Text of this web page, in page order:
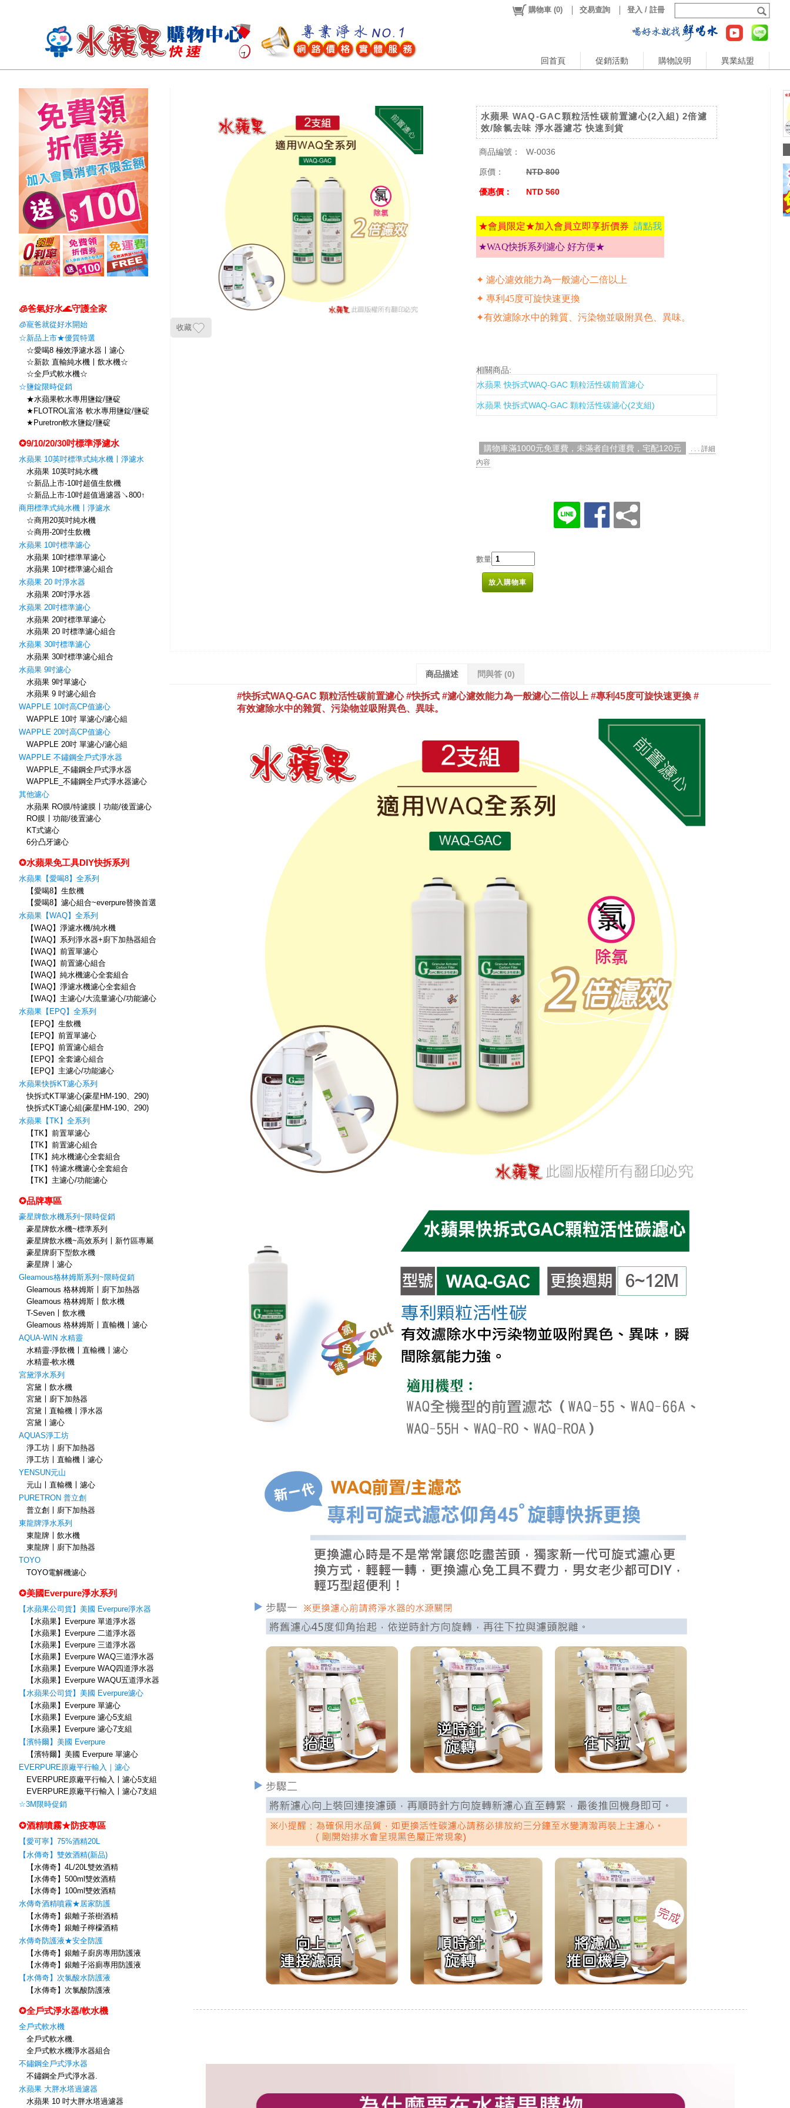
回首頁 促銷活動 購物說明 異業結盟
購物車 (0) 交易查詢 登入 / 註冊
🧊爸氣好水🌊守護全家
🧊寵爸就從好水開始
☆新品上市★優質特選
☆愛喝8 極效淨濾水器〡濾心
☆新款 直輸純水機〡飲水機☆
☆全戶式軟水機☆
☆鹽錠限時促銷
★水蘋果軟水專用鹽錠/鹽碇
★FLOTROL富洛 軟水專用鹽錠/鹽碇
★Puretron軟水鹽錠/鹽碇
✪9/10/20/30吋標準淨濾水
水蘋果 10英吋標準式純水機〡淨濾水
水蘋果 10英吋純水機
☆新品上市-10吋超值生飲機
☆新品上市-10吋超值過濾器↘800↑
商用標準式純水機〡淨濾水
☆商用20英吋純水機
☆商用-20吋生飲機
水蘋果 10吋標準濾心
水蘋果 10吋標準單濾心
水蘋果 10吋標準濾心組合
水蘋果 20 吋淨水器
水蘋果 20吋淨水器
水蘋果 20吋標準濾心
水蘋果 20吋標準單濾心
水蘋果 20 吋標準濾心組合
水蘋果 30吋標準濾心
水蘋果 30吋標準濾心組合
水蘋果 9吋濾心
水蘋果 9吋單濾心
水蘋果 9 吋濾心組合
WAPPLE 10吋高CP值濾心
WAPPLE 10吋 單濾心/濾心組
WAPPLE 20吋高CP值濾心
WAPPLE 20吋 單濾心/濾心組
WAPPLE 不鏽鋼全戶式淨水器
WAPPLE_不鏽鋼全戶式淨水器
WAPPLE_不鏽鋼全戶式淨水器濾心
其他濾心
水蘋果 RO膜/特濾膜〡功能/後置濾心
RO膜〡功能/後置濾心
KT式濾心
6分凸牙濾心
✪水蘋果免工具DIY快拆系列
水蘋果【愛喝8】全系列
【愛喝8】生飲機
【愛喝8】濾心組合~everpure替換首選
水蘋果【WAQ】全系列
【WAQ】淨濾水機/純水機
【WAQ】系列淨水器+廚下加熱器組合
【WAQ】前置單濾心
【WAQ】前置濾心組合
【WAQ】純水機濾心全套組合
【WAQ】淨濾水機濾心全套組合
【WAQ】主濾心/大流量濾心/功能濾心
水蘋果【EPQ】全系列
【EPQ】生飲機
【EPQ】前置單濾心
【EPQ】前置濾心組合
【EPQ】全套濾心組合
【EPQ】主濾心/功能濾心
水蘋果快拆KT濾心系列
快拆式KT單濾心(豪星HM-190、290)
快拆式KT濾心組(豪星HM-190、290)
水蘋果【TK】全系列
【TK】前置單濾心
【TK】前置濾心組合
【TK】純水機濾心全套組合
【TK】特濾水機濾心全套組合
【TK】主濾心/功能濾心
✪品牌專區
豪星牌飲水機系列~限時促銷
豪星牌飲水機~標準系列
豪星牌飲水機~高效系列〡新竹區專屬
豪星牌廚下型飲水機
豪星牌〡濾心
Gleamous格林姆斯系列~限時促銷
Gleamous 格林姆斯〡廚下加熱器
Gleamous 格林姆斯〡飲水機
T-Seven〡飲水機
Gleamous 格林姆斯〡直輸機〡濾心
AQUA-WIN 水精靈
水精靈-淨飲機〡直輸機〡濾心
水精靈-軟水機
宮黛淨水系列
宮黛〡飲水機
宮黛〡廚下加熱器
宮黛〡直輸機〡淨水器
宮黛〡濾心
AQUAS淨工坊
淨工坊〡廚下加熱器
淨工坊〡直輸機〡濾心
YENSUN元山
元山〡直輸機〡濾心
PURETRON 普立創
普立創〡廚下加熱器
東龍牌淨水系列
東龍牌〡飲水機
東龍牌〡廚下加熱器
TOYO
TOYO電解機濾心
✪美國Everpure淨水系列
【水蘋果公司貨】美國 Everpure淨水器
【水蘋果】Everpure 單道淨水器
【水蘋果】Everpure 二道淨水器
【水蘋果】Everpure 三道淨水器
【水蘋果】Everpure WAQ三道淨水器
【水蘋果】Everpure WAQ四道淨水器
【水蘋果】Everpure WAQU五道淨水器
【水蘋果公司貨】美國 Everpure濾心
【水蘋果】Everpure 單濾心
【水蘋果】Everpure 濾心5支組
【水蘋果】Everpure 濾心7支組
【濱特爾】美國 Everpure
【濱特爾】美國 Everpure 單濾心
EVERPURE原廠平行輸入｜濾心
EVERPURE原廠平行輸入〡濾心5支組
EVERPURE原廠平行輸入〡濾心7支組
☆3M限時促銷
✪酒精噴霧★防疫專區
【愛可寧】75%酒精20L
【水傳奇】雙效酒精(新品)
【水傳奇】4L/20L雙效酒精
【水傳奇】500ml雙效酒精
【水傳奇】100ml雙效酒精
水傳奇酒精噴霧★居家防護
【水傳奇】銀離子茶樹酒精
【水傳奇】銀離子檸檬酒精
水傳奇防護液★安全防護
【水傳奇】銀離子廚房專用防護液
【水傳奇】銀離子浴廁專用防護液
【水傳奇】次氯酸水防護液
【水傳奇】次氯酸防護液
✪全戶式淨水器/軟水機
全戶式軟水機
全戶式軟水機.
全戶式軟水機淨水器組合
不鏽鋼全戶式淨水器
不鏽鋼全戶式淨水器.
水蘋果 大胖水塔過濾器
水蘋果 10 吋大胖水塔過濾器
收藏
水蘋果 WAQ-GAC顆粒活性碳前置濾心(2入組) 2倍濾
效/除氯去味 淨水器濾芯 快速到貨
商品編號： W-0036
原價： NTD 800
優惠價： NTD 560
★會員限定★加入會員立即享折價券 請點我
★WAQ快拆系列濾心 好方便★
✦ 濾心濾效能力為一般濾心二倍以上
✦ 專利45度可旋快速更換
✦有效濾除水中的雜質、污染物並吸附異色、異味。
相關商品:
水蘋果 快拆式WAQ-GAC 顆粒活性碳前置濾心
水蘋果 快拆式WAQ-GAC 顆粒活性碳濾心(2支組)
購物車滿1000元免運費，未滿者自付運費，宅配120元
. . . 詳細
內容
數量
放入購物車
商品描述 問與答 (0)